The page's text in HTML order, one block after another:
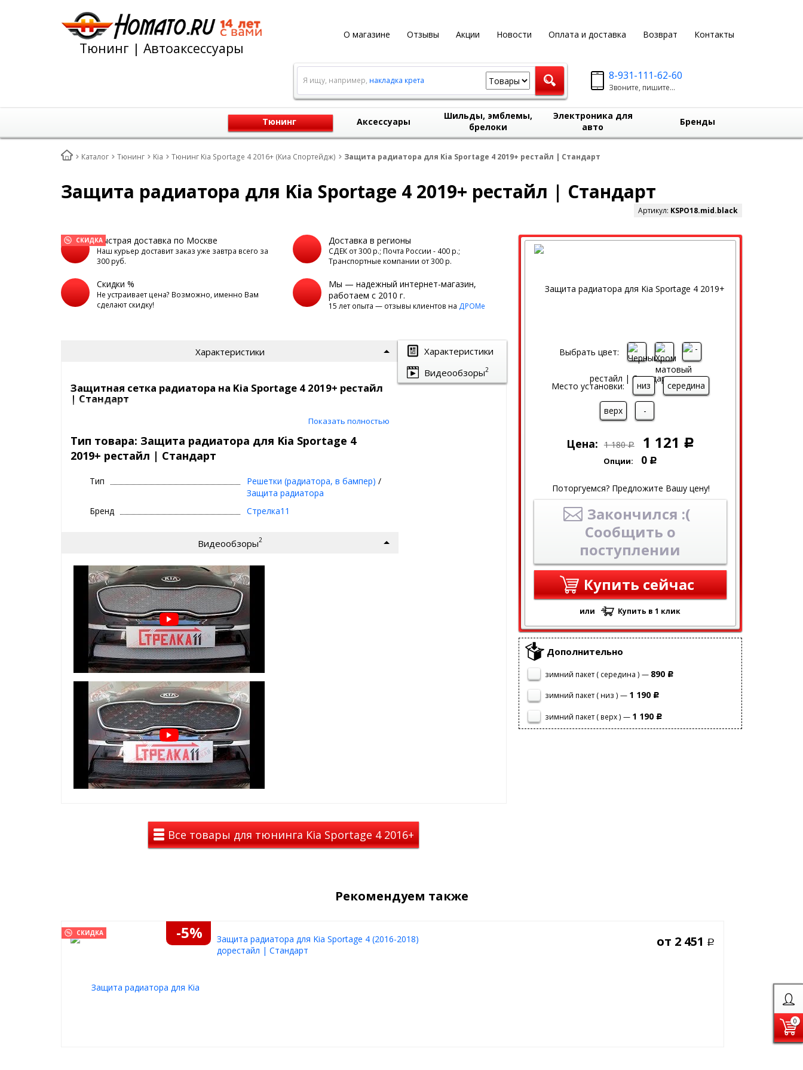
0
О магазине Отзывы Акции Новости Оплата и доставка Возврат Контакты
Тюнинг | Автоаксессуары
8-931-111-62-60
Звоните, пишите...
Я ищу, например, накладка крета
Тюнинг Аксессуары
Шильды, эмблемы,
брелоки
Электроника для
авто
Бренды
Каталог Тюнинг Kia Тюнинг Kia Sportage 4 2016+ (Киа Спортейдж) Защита радиатора для Kia Sportage 4 2019+ рестайл | Стандарт
Защита радиатора для Kia Sportage 4 2019+ рестайл | Стандарт
Артикул: KSPO18.mid.black
СКИДКА
Выбрать цвет:
Место установки: низ середина
верх -
Цена: 1 180 Р 1 121 Р
Опции: 0 Р
Поторгуемся? Предложите Вашу цену!
Закончился :(
Сообщить о
поступлении
Купить сейчас
или Купить в 1 клик
Дополнительно
зимний пакет ( середина ) — 890 Р
зимний пакет ( низ ) — 1 190 Р
зимний пакет ( верх ) — 1 190 Р
Быстрая доставка по Москве
Наш курьер доставит заказ уже завтра всего за
300 руб.
Доставка в регионы
СДЕК от 300 р.; Почта России - 400 р.;
Транспортные компании от 300 р.
Скидки %
Не устраивает цена? Возможно, именно Вам
сделают скидку!
Мы — надежный интернет-магазин,
работаем с 2010 г.
15 лет опыта — отзывы клиентов на ДРОМе
Характеристики
Видеообзоры2
Характеристики
Защитная сетка радиатора на Kia Sportage 4 2019+ рестайл
| Стандарт
Сетка на радиатор Kia Sportage 4 2019+ рестайл защитит ваш автомобиль от
насекомых, камней, мусора и выглядит просто отлично!
Самый продаваемый вариант среди защитных сеток на сегодня.
СТАНДАРТ
кант сетки:квадратный, из резины (10x5 мм)
Защита радиатора для Kia Sportage 4 2019+ рестайл | Стандарт
легко устанавливаетсябез снятия бампера
не мешает воздушным потокам
добавит эксклюзивности внешнему виду Вашего авто
а главное:реально защитит ваш радиатор !
* также доступна опция - зимний пакет
ВАЖНО!!!УстанавливаетсяТОЛЬКОна защитную сетку радиатора данного
производителя
Зимний пакет (зимние заглушки поверх защитной сетки):
защита радиатора в минусовую погоду от снежно-грязевых мас, реагентов
и т.д.
помогает сохранить тепло в моторном отсеке
простая САМОСТОЯТЕЛЬНАЯ установка, крепится пластиковыми винтами в
ячейку защитной сетки радиатора
Показать полностью
Тип товара: Защита радиатора для Kia Sportage 4
2019+ рестайл | Стандарт
Тип Решетки (радиатора, в бампер) /
Защита радиатора
Бренд
Стрелка11
Видеообзоры2
Все товары для тюнинга Kia Sportage 4 2016+
Рекомендуем также
СКИДКА -5%
Защита радиатора для Kia Sportage 4 (2016-2018)
дорестайл | Стандарт
от 2 451 Р